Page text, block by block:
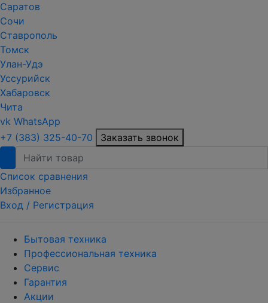
Саратов
Сочи
Ставрополь
Томск
Улан-Удэ
Уссурийск
Хабаровск
Чита
vk WhatsApp
+7 (383) 325-40-70
Заказать звонок
Список сравнения
Избранное
Вход / Регистрация
Бытовая техника
Профессиональная техника
Сервис
Гарантия
Акции